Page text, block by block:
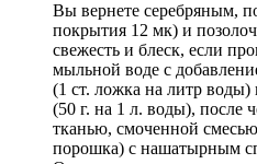
Вы вернете серебряным,
покрытия 12 мк) и
свежесть и блеск, если
мыльной воде с
(1 ст. ложка на литр воды)
(50 г. на 1 л. воды), после
тканью, смоченной
порошка) с нашатырным